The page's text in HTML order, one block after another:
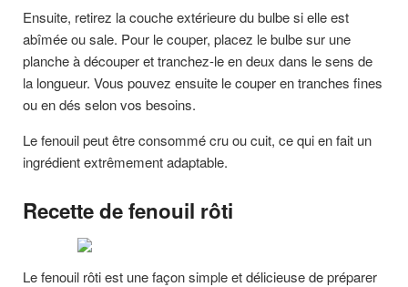
Ensuite, retirez la couche extérieure du bulbe si elle est
abîmée ou sale. Pour le couper, placez le bulbe sur une
planche à découper et tranchez-le en deux dans le sens de
la longueur. Vous pouvez ensuite le couper en tranches fines
ou en dés selon vos besoins.
Le fenouil peut être consommé cru ou cuit, ce qui en fait un
ingrédient extrêmement adaptable.
Recette de fenouil rôti
Le fenouil rôti est une façon simple et délicieuse de préparer